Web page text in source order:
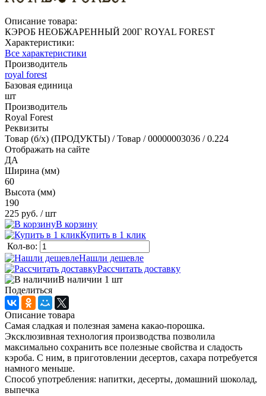
Описание товара:
КЭРОБ НЕОБЖАРЕННЫЙ 200Г ROYAL FOREST
Характеристики:
Все характеристики
Производитель
royal forest
Базовая единица
шт
Производитель
Royal Forest
Реквизиты
Товар (б/х) (ПРОДУКТЫ) / Товар / 00000003036 / 0.224
Отображать на сайте
ДА
Ширина (мм)
60
Высота (мм)
190
225 руб. / шт
В корзину
Купить в 1 клик
Кол-во:
Нашли дешевле
Рассчитать доставку
В наличии 1 шт
Поделиться
Описание товара
Самая сладкая и полезная замена какао-порошка.
Эксклюзивная технология производства позволила
максимально сохранить все полезные свойства и сладость
кэроба. С ним, в приготовлении десертов, сахара потребуется
намного меньше.
Способ употребления: напитки, десерты, домашний шоколад,
выпечка